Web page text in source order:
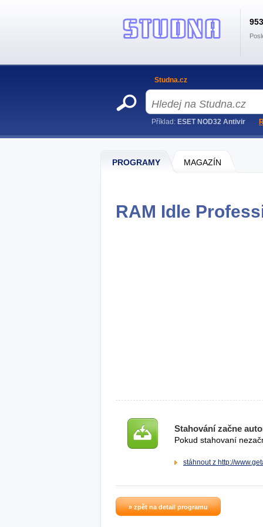
PROGRAMY MAGAZÍN
RAM Idle
Stahování začne
Pokud stahovaní
stáhnout z http://
» zpět na detail programu
Studna.cz
Příklad: ESET NOD32 Antivir